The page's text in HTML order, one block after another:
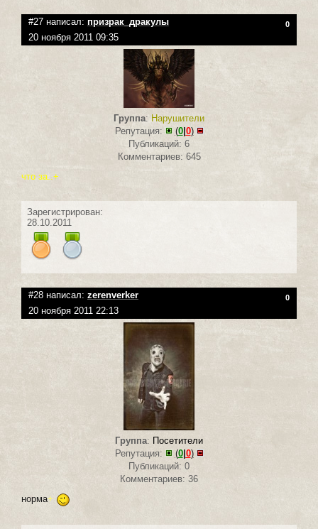
#27 написал: призрак_дракулы 0
20 ноября 2011 09:35
Группа: Нарушители
Репутация:
(0| 0)
Публикаций: 6
Комментариев: 645
что за..+
Зарегистрирован:
28.10.2011
#28 написал: zerenverker 0
20 ноября 2011 22:13
Группа: Посетители
Репутация:
(0| 0)
Публикаций: 0
Комментариев: 36
норма+